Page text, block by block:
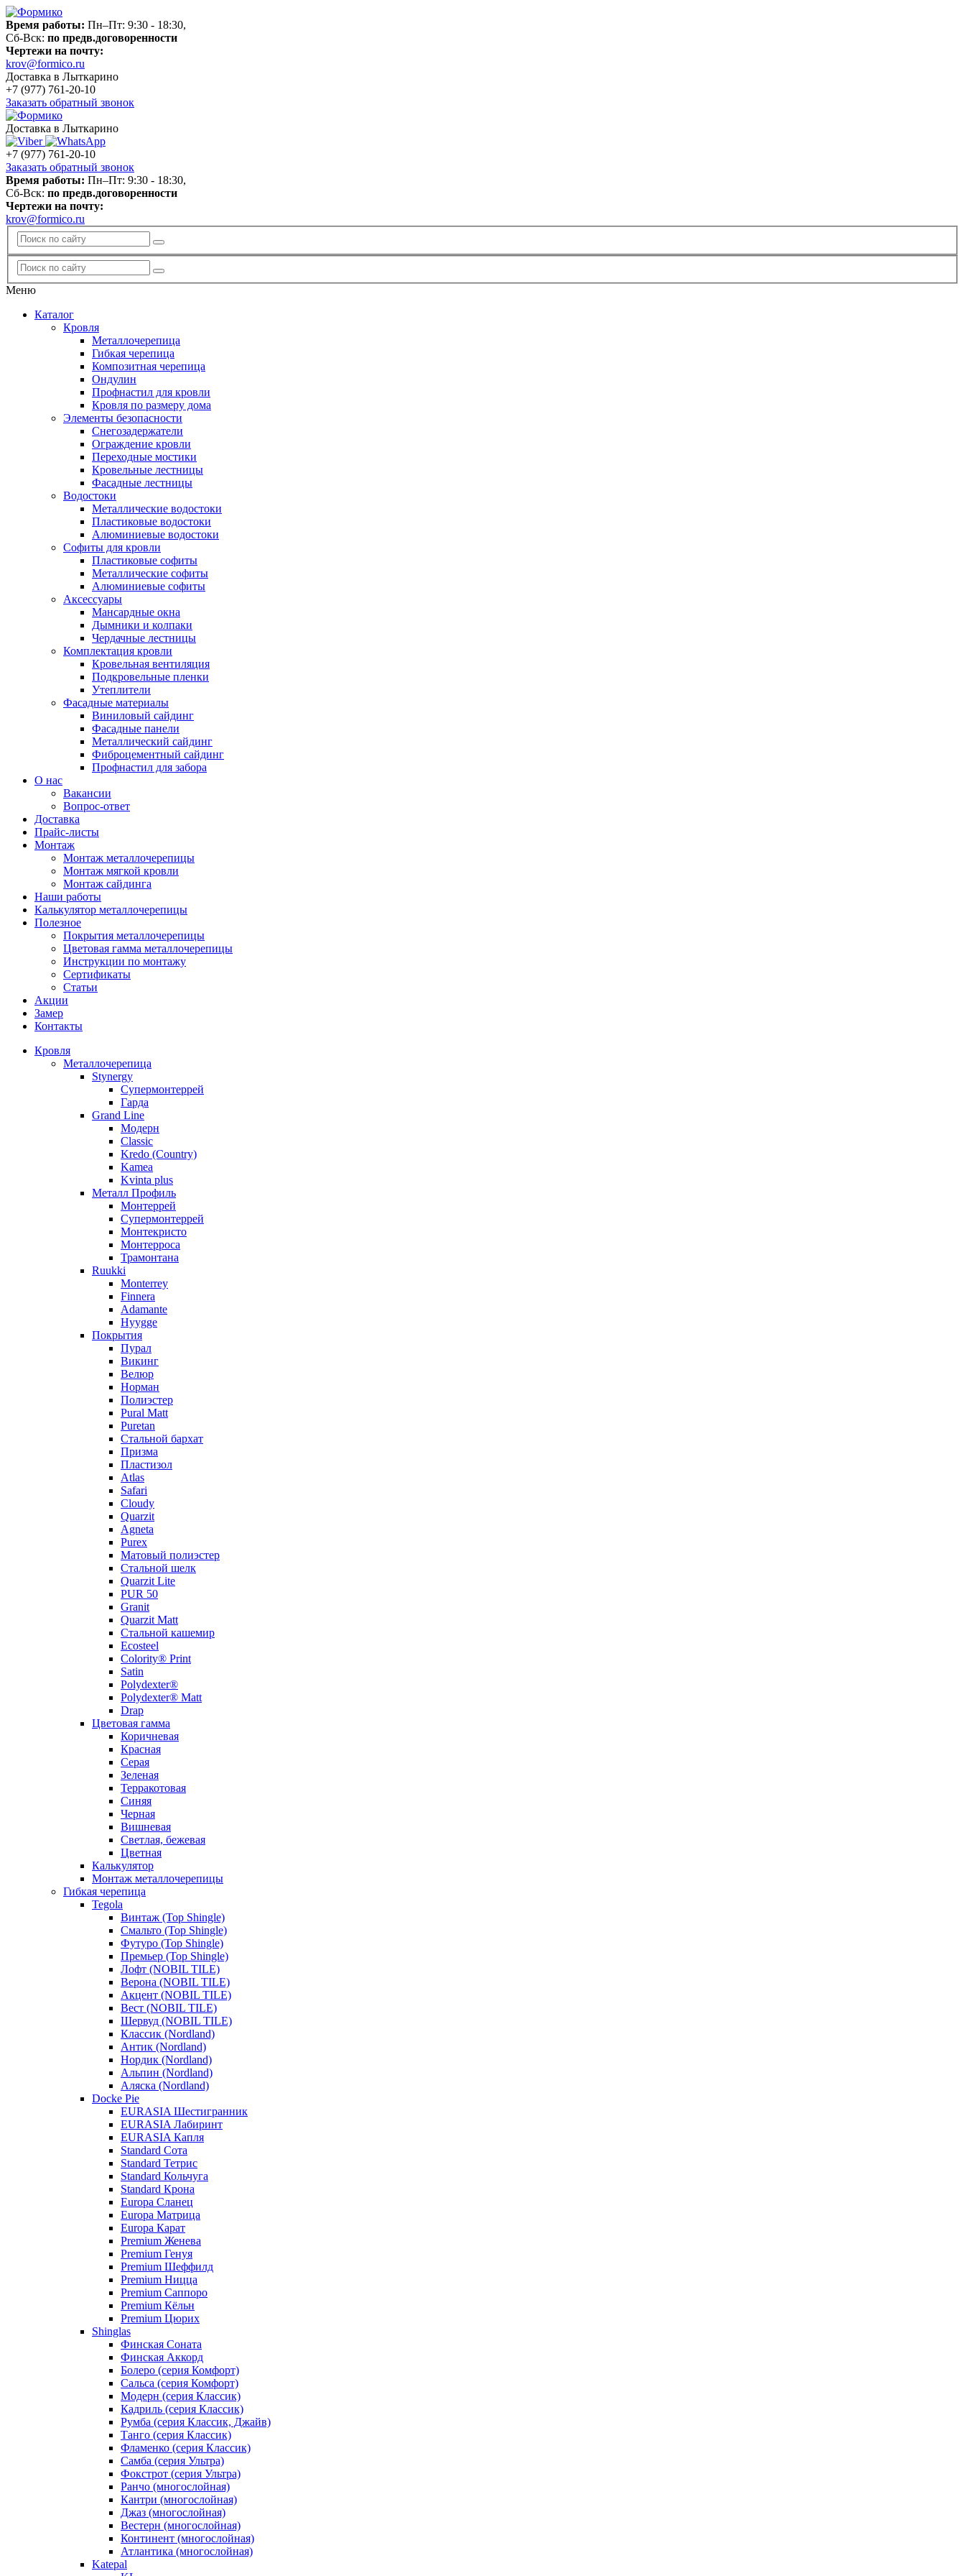
Время работы: Пн–Пт: 9:30 - 18:30,
Сб-Вск: по предв.договоренности
Чертежи на почту:
krov@formico.ru
Доставка в Лыткарино
+7 (977) 761-20-10
Заказать обратный звонок
Доставка в Лыткарино
+7 (977) 761-20-10
Заказать обратный звонок
Время работы: Пн–Пт: 9:30 - 18:30,
Сб-Вск: по предв.договоренности
Чертежи на почту:
krov@formico.ru
Меню
Каталог
Кровля
Металлочерепица
Гибкая черепица
Композитная черепица
Ондулин
Профнастил для кровли
Кровля по размеру дома
Элементы безопасности
Снегозадержатели
Ограждение кровли
Переходные мостики
Кровельные лестницы
Фасадные лестницы
Водостоки
Металлические водостоки
Пластиковые водостоки
Алюминиевые водостоки
Софиты для кровли
Пластиковые софиты
Металлические софиты
Алюминиевые софиты
Аксессуары
Мансардные окна
Дымники и колпаки
Чердачные лестницы
Комплектация кровли
Кровельная вентиляция
Подкровельные пленки
Утеплители
Фасадные материалы
Виниловый сайдинг
Фасадные панели
Металлический сайдинг
Фиброцементный сайдинг
Профнастил для забора
О нас
Вакансии
Вопрос-ответ
Доставка
Прайс-листы
Монтаж
Монтаж металлочерепицы
Монтаж мягкой кровли
Монтаж сайдинга
Наши работы
Калькулятор металлочерепицы
Полезное
Покрытия металлочерепицы
Цветовая гамма металлочерепицы
Инструкции по монтажу
Сертификаты
Статьи
Акции
Замер
Контакты
Кровля
Металлочерепица
Stynergy
Супермонтеррей
Гарда
Grand Line
Модерн
Classic
Kredo (Country)
Kamea
Kvinta plus
Металл Профиль
Монтеррей
Супермонтеррей
Монтекристо
Монтерроса
Трамонтана
Ruukki
Monterrey
Finnera
Adamante
Hyygge
Покрытия
Пурал
Викинг
Велюр
Норман
Полиэстер
Pural Matt
Puretan
Стальной бархат
Призма
Пластизол
Atlas
Safari
Cloudy
Quarzit
Agneta
Purex
Матовый полиэстер
Стальной шелк
Quarzit Lite
PUR 50
Granit
Quarzit Matt
Стальной кашемир
Ecosteel
Colority® Print
Satin
Polydexter®
Polydexter® Matt
Drap
Цветовая гамма
Коричневая
Красная
Серая
Зеленая
Терракотовая
Синяя
Черная
Вишневая
Светлая, бежевая
Цветная
Калькулятор
Монтаж металлочерепицы
Гибкая черепица
Tegola
Винтаж (Top Shingle)
Смальто (Top Shingle)
Футуро (Top Shingle)
Премьер (Top Shingle)
Лофт (NOBIL TILE)
Верона (NOBIL TILE)
Акцент (NOBIL TILE)
Вест (NOBIL TILE)
Шервуд (NOBIL TILE)
Классик (Nordland)
Антик (Nordland)
Нордик (Nordland)
Альпин (Nordland)
Аляска (Nordland)
Docke Pie
EURASIA Шестигранник
EURASIA Лабиринт
EURASIA Капля
Standard Сота
Standard Тетрис
Standard Кольчуга
Standard Крона
Europa Сланец
Europa Матрица
Europa Карат
Premium Женева
Premium Генуя
Premium Шеффилд
Premium Ницца
Premium Саппоро
Premium Кёльн
Premium Цюрих
Shinglas
Финская Соната
Финская Аккорд
Болеро (серия Комфорт)
Сальса (серия Комфорт)
Модерн (серия Классик)
Кадриль (серия Классик)
Румба (серия Классик, Джайв)
Танго (серия Классик)
Фламенко (серия Классик)
Самба (серия Ультра)
Фокстрот (серия Ультра)
Ранчо (многослойная)
Кантри (многослойная)
Джаз (многослойная)
Вестерн (многослойная)
Континент (многослойная)
Атлантика (многослойная)
Katepal